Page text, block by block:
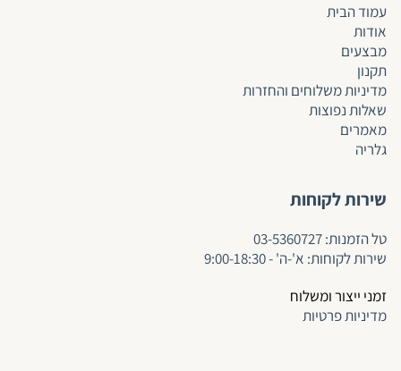
עמוד הבית
אודות
מבצעים
תקנון
מדיניות משלוחים והחזרות
שאלות נפוצות
מאמרים
גלריה
שירות לקוחות
טל הזמנות:03-5360727
שירות לקוחות: א'-ה' - 9:00-18:30
זמני ייצור ומשלוח
מדיניות פרטיות